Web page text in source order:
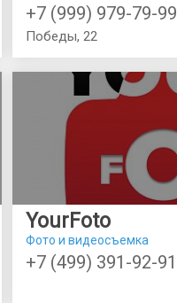
+7 (999) 979-79-99
Победы, 22
YourFoto
Фото и видеосъемка
+7 (499) 391-92-91